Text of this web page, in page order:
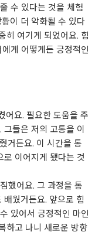
수 있다는 것을 체험
이 더 악화될 수 있다
히 여기게 되었어요. 힘
게 어떻게든 긍정적인
어요. 필요한 도움을 주
들은 저의 고통을 이
거든요. 이 시간을 통
이어지게 됐다는 것
했어요. 그 과정을 통
웠거든요. 앞으로 힘
있어서 긍정적인 마인
하고 나니 새로운 방향